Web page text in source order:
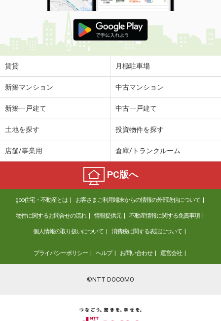
賃貸 月極駐車場
新築マンション 中古マンション
新築一戸建て 中古一戸建て
土地を探す 投資物件を探す
店舗/事業用 倉庫/トランクルーム
PC版へ
goo住宅・不動産とは お客さまご利用端末からの情報の外部送信について
物件に関するお問合せの流れ 情報提供元 不動産情報に関する免責事項
個人情報の取り扱いについて 消費税に関する表記について
プライバシーポリシー ヘルプ お問い合わせ 運営会社
©NTT DOCOMO